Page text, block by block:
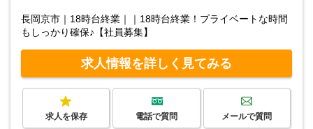
長岡京市｜18時台終業｜｜18時台終業！プライベートな時間
もしっかり確保♪【社員募集】
求人情報を詳しく見てみる
求人を保存 電話で質問 メールで質問